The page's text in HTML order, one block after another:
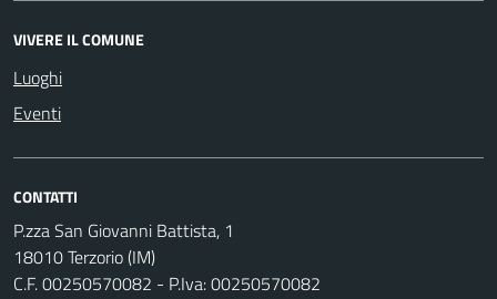
VIVERE IL COMUNE
Luoghi
Eventi
CONTATTI
P.zza San Giovanni Battista, 1
18010 Terzorio (IM)
C.F. 00250570082 - P.Iva: 00250570082